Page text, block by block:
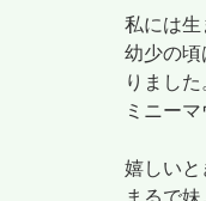
私には生
幼少の
りまし
ミニー
嬉しいと